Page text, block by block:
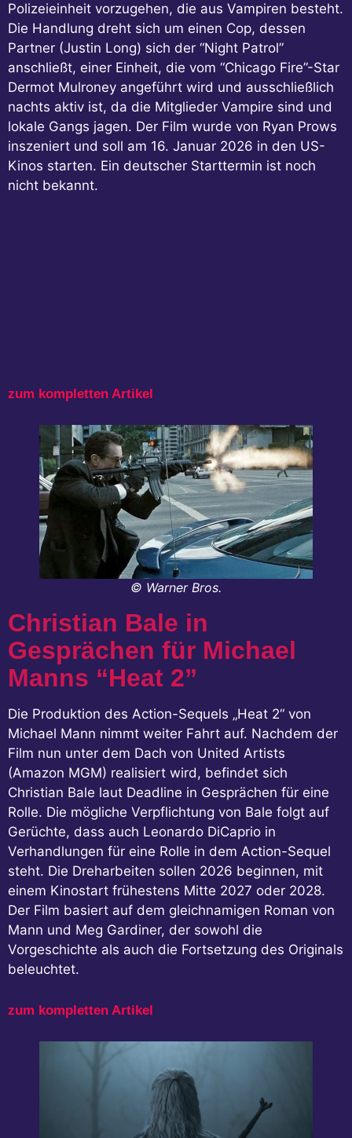
Polizeieinheit vorzugehen, die aus Vampiren besteht.
Die Handlung dreht sich um einen Cop, dessen
Partner (Justin Long) sich der “Night Patrol”
anschließt, einer Einheit, die vom “Chicago Fire”-Star
Dermot Mulroney angeführt wird und ausschließlich
nachts aktiv ist, da die Mitglieder Vampire sind und
lokale Gangs jagen. Der Film wurde von Ryan Prows
inszeniert und soll am 16. Januar 2026 in den US-
Kinos starten. Ein deutscher Starttermin ist noch
nicht bekannt.
zum kompletten Artikel
© Warner Bros.
Christian Bale in
Gesprächen für Michael
Manns “Heat 2”
Die Produktion des Action-Sequels „Heat 2“ von
Michael Mann nimmt weiter Fahrt auf. Nachdem der
Film nun unter dem Dach von United Artists
(Amazon MGM) realisiert wird, befindet sich
Christian Bale laut Deadline in Gesprächen für eine
Rolle. Die mögliche Verpflichtung von Bale folgt auf
Gerüchte, dass auch Leonardo DiCaprio in
Verhandlungen für eine Rolle in dem Action-Sequel
steht. Die Dreharbeiten sollen 2026 beginnen, mit
einem Kinostart frühestens Mitte 2027 oder 2028.
Der Film basiert auf dem gleichnamigen Roman von
Mann und Meg Gardiner, der sowohl die
Vorgeschichte als auch die Fortsetzung des Originals
beleuchtet.
zum kompletten Artikel